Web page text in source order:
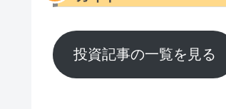
投資記事の一覧を見る